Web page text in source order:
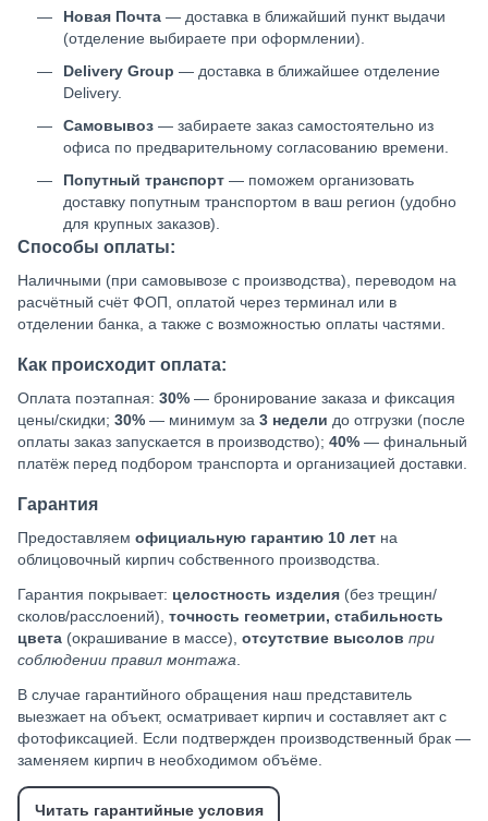
Новая Почта — доставка в ближайший пункт выдачи
(отделение выбираете при оформлении).
Delivery Group — доставка в ближайшее отделение
Delivery.
Самовывоз — забираете заказ самостоятельно из
офиса по предварительному согласованию времени.
Попутный транспорт — поможем организовать
доставку попутным транспортом в ваш регион (удобно
для крупных заказов).
Способы оплаты:
Наличными (при самовывозе с производства), переводом на
расчётный счёт ФОП, оплатой через терминал или в
отделении банка, а также с возможностью оплаты частями.
Как происходит оплата:
Оплата поэтапная: 30% — бронирование заказа и фиксация
цены/скидки; 30% — минимум за 3 недели до отгрузки (после
оплаты заказ запускается в производство); 40% — финальный
платёж перед подбором транспорта и организацией доставки.
Гарантия
Предоставляем официальную гарантию 10 лет на
облицовочный кирпич собственного производства.
Гарантия покрывает: целостность изделия (без трещин/
сколов/расслоений), точность геометрии, стабильность
цвета (окрашивание в массе), отсутствие высолов при
соблюдении правил монтажа.
В случае гарантийного обращения наш представитель
выезжает на объект, осматривает кирпич и составляет акт с
фотофиксацией. Если подтвержден производственный брак —
заменяем кирпич в необходимом объёме.
Читать гарантийные условия